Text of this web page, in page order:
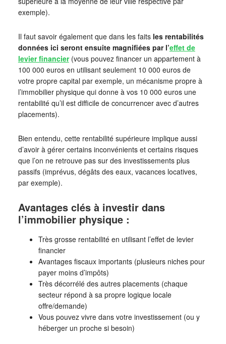
exemple).
Il faut savoir également que dans les faits les rentabilités
données ici seront ensuite magnifiées par l’effet de
levier financier(vous pouvez financer un appartement à
100 000 euros en utilisant seulement 10 000 euros de
votre propre capital par exemple, un mécanisme propre à
l’immobilier physique qui donne à vos 10 000 euros une
rentabilité qu’il est difficile de concurrencer avec d’autres
placements).
Bien entendu, cette rentabilité supérieure implique aussi
d’avoir à gérer certains inconvénients et certains risques
que l’on ne retrouve pas sur des investissements plus
passifs (imprévus, dégâts des eaux, vacances locatives,
par exemple).
Avantages clés à investir dans
l’immobilier physique :
Très grosse rentabilité en utilisant l’effet de levier
financier
Avantages fiscaux importants (plusieurs niches pour
payer moins d’impôts)
Très décorrélé des autres placements (chaque
secteur répond à sa propre logique locale
offre/demande)
Vous pouvez vivre dans votre investissement (ou y
héberger un proche si besoin)